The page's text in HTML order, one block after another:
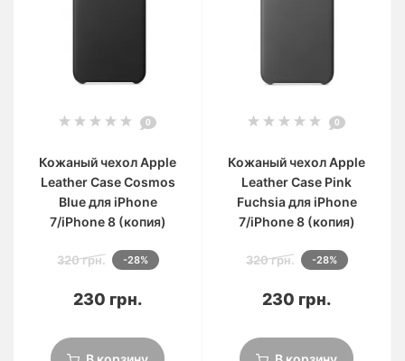
0
Кожаный чехол Apple
Leather Case Cosmos
Blue для iPhone
7/iPhone 8 (копия)
320 грн. -28%
230 грн.
0
Кожаный чехол Apple
Leather Case Pink
Fuchsia для iPhone
7/iPhone 8 (копия)
320 грн. -28%
230 грн.